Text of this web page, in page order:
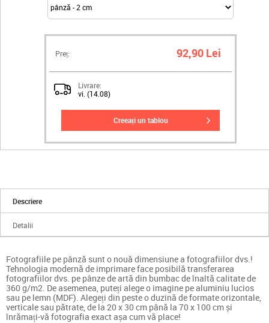
Preț: 92,90 Lei
Livrare:
vi. (14.08)
creeați un tablou
Descriere
Detalii
Fotografiile pe pânză sunt o nouă dimensiune a fotografiilor dvs.!
Tehnologia modernă de imprimare face posibilă transferarea
fotografiilor dvs. pe pânze de artă din bumbac de înaltă calitate de
360 g/m2. De asemenea, puteți alege o imagine pe aluminiu lucios
sau pe lemn (MDF). Alegeți din peste o duzină de formate orizontale,
verticale sau pătrate, de la 20 x 30 cm până la 70 x 100 cm și
înrămați-vă fotografia exact așa cum vă place!